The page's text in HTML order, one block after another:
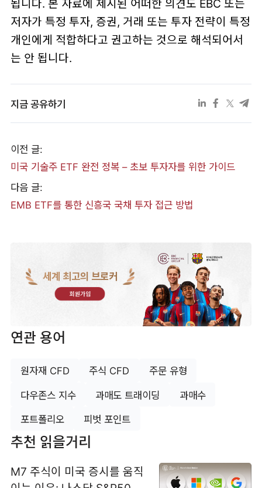
됩니다. 본 자료에 제시된 어떠한 의견도 EBC 또는
저자가 특정 투자, 증권, 거래 또는 투자 전략이 특정
개인에게 적합하다고 권고하는 것으로 해석되어서
는 안 됩니다.
지금 공유하기
이전 글:
미국 기술주 ETF 완전 정복 – 초보 투자자를 위한 가이드
다음 글:
EMB ETF를 통한 신흥국 국채 투자 접근 방법
세계 최고의 브로커
회원가입
연관 용어
원자재 CFD 주식 CFD 주문 유형
다우존스 지수 과매도 트래이딩 과매수
포트폴리오 피벗 포인트
추천 읽을거리
M7 주식이 미국 증시를 움직